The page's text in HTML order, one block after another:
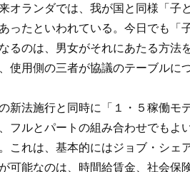
オランダでは、我が国と同様「子
ったといわれている。今日でも「
るのは、男女がそれにあたる方法
使用側の三者が協議のテーブルに
新法施行と同時に「１・５稼働モ
フルとパートの組み合わせでもよ
これは、基本的にはジョブ・シェ
可能なのは、時間給賃金、社会保